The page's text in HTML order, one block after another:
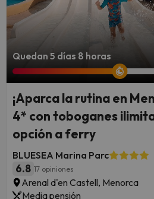
Quedan 5 días 8 horas
¡Aparca la rutina en
4* con toboganes
opción a ferry
BLUESEA Marina Parc
6.8 17 opiniones
Arenal d'en Castell, Menorca
Media pensión